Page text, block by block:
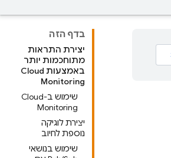
בדף הזה
יצירת התראות
מתוחכמות יותר
באמצעות Cloud
Monitoring
שימוש ב-Cloud
Monitoring
יצירת לוגיקה
נוספת לחיוב
שימוש בנושאי